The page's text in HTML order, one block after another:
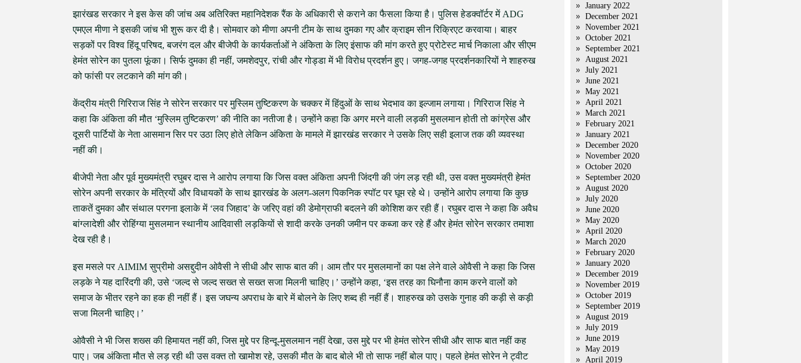
झारंखड सरकार ने इस केस की जांच अब अतिरिक्त महानिदेशक रैंक के अधिकारी से कराने का फैसला किया है। पुलिस हेडक्वॉर्टर में ADG
एमएल मीणा ने इसकी जांच भी शुरू कर दी है। सोमवार को मीणा अपनी टीम के साथ दुमका गए और क्राइम सीन रिक्रिएट करवाया। बाहर
सड़कों पर विश्व हिंदू परिषद, बजरंग दल और बीजेपी के कार्यकर्ताओं ने अंकिता के लिए इंसाफ की मांग करते हुए प्रोटेस्ट मार्च निकाला और सीएम
हेमंत सोरेन का पुतला फूंका। सिर्फ दुमका ही नहीं, जमशेदपुर, रांची और गोड्डा में भी विरोध प्रदर्शन हुए। जगह-जगह प्रदर्शनकारियों ने शाहरुख
को फांसी पर लटकाने की मांग की।
केंद्रीय मंत्री गिरिराज सिंह ने सोरेन सरकार पर मुस्लिम तुष्टिकरण के चक्कर में हिंदुओं के साथ भेदभाव का इल्जाम लगाया। गिरिराज सिंह ने
कहा कि अंकिता की मौत ‘मुस्लिम तुष्टिकरण’ की नीति का नतीजा है। उन्होंने कहा कि अगर मरने वाली लड़की मुसलमान होती तो कांग्रेस और
दूसरी पार्टियों के नेता आसमान सिर पर उठा लिए होते लेकिन अंकिता के मामले में झारखंड सरकार ने उसके लिए सही इलाज तक की व्यवस्था
नहीं की।
बीजेपी नेता और पूर्व मुख्यमंत्री रघुबर दास ने आरोप लगाया कि जिस वक्त अंकिता अपनी जिंदगी की जंग लड़ रही थी, उस वक्त मुख्यमंत्री हेमंत
सोरेन अपनी सरकार के मंत्रियों और विधायकों के साथ झारखंड के अलग-अलग पिकनिक स्पॉट पर घूम रहे थे। उन्होंने आरोप लगाया कि कुछ
ताकतें दुमका और संथाल परगना इलाके में ‘लव जिहाद’ के जरिए वहां की डेमोग्राफी बदलने की कोशिश कर रही हैं। रघुबर दास ने कहा कि अवैध
बांग्लादेशी और रोहिंग्या मुसलमान स्थानीय आदिवासी लड़कियों से शादी करके उनकी जमीन पर कब्जा कर रहे हैं और हेमंत सोरेन सरकार तमाशा
देख रही है।
इस मसले पर AIMIM सुप्रीमो असद्दुदीन ओवैसी ने सीधी और साफ बात की। आम तौर पर मुसलमानों का पक्ष लेने वाले ओवैसी ने कहा कि जिस
लड़के ने यह दारिंदगी की, उसे ‘जल्द से जल्द सख्त से सख्त सजा मिलनी चाहिए।’ उन्होंने कहा, ‘इस तरह का घिनौना काम करने वालों को
समाज के भीतर रहने का हक ही नहीं हैं। इस जघन्य अपराध के बारे में बोलने के लिए शब्द ही नहीं हैं। शाहरुख को उसके गुनाह की कड़ी से कड़ी
सजा मिलनी चाहिए।’
ओवैसी ने भी जिस शख्स की हिमायत नहीं की, जिस मुद्दे पर हिन्दू-मुसलमान नहीं देखा, उस मुद्दे पर भी हेमंत सोरेन सीधी और साफ बात नहीं कह
पाए। जब अंकिता मौत से लड़ रही थी उस वक्त तो खामोश रहे, उसकी मौत के बाद बोले भी तो साफ नहीं बोल पाए। पहले हेमंत सोरेन ने ट्वीट
January 2022
December 2021
November 2021
October 2021
September 2021
August 2021
July 2021
June 2021
May 2021
April 2021
March 2021
February 2021
January 2021
December 2020
November 2020
October 2020
September 2020
August 2020
July 2020
June 2020
May 2020
April 2020
March 2020
February 2020
January 2020
December 2019
November 2019
October 2019
September 2019
August 2019
July 2019
June 2019
May 2019
April 2019